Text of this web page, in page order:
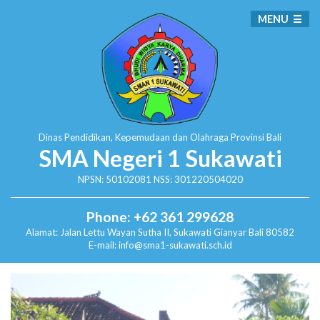
Dinas Pendidikan, Kepemudaan dan Olahraga Provinsi Bali
SMA Negeri 1 Sukawati
NPSN: 50102081 NSS: 301220504020
Phone: +62 361 299628
Alamat: Jalan Lettu Wayan Sutha II, SukawatiGianyar Bali 80582
E-mail: info@sma1-sukawati.sch.id
MENU